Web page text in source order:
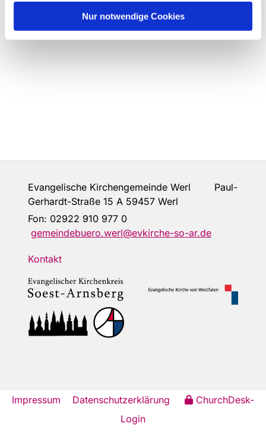
Nur notwendige Cookies
Evangelische Kirchengemeinde Werl Paul-
Gerhardt-Straße 15 A 59457 Werl
Fon: 02922 910 977 0
gemeindebuero.werl@evkirche-so-ar.de
Kontakt
Impressum Datenschutzerklärung
ChurchDesk-
Login